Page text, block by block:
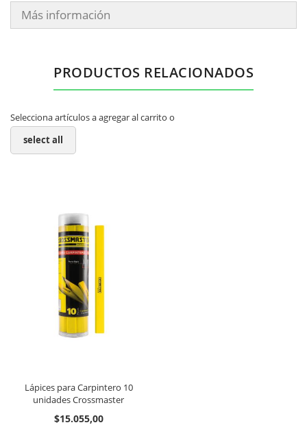
Más información
PRODUCTOS RELACIONADOS
Selecciona artículos a agregar al carrito o
select all
Lápices para Carpintero 10
unidades Crossmaster
$15.055,00